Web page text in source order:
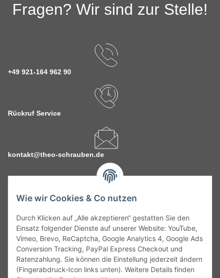
Wie wir Cookies & Co nutzen
Durch Klicken auf „Alle akzeptieren“ gestatten Sie den
Einsatz folgender Dienste auf unserer Website: YouTube,
Vimeo, Brevo, ReCaptcha, Google Analytics 4, Google Ads
Conversion Tracking, PayPal Express Checkout und
Ratenzahlung. Sie können die Einstellung jederzeit ändern
(Fingerabdruck-Icon links unten). Weitere Details finden
Fragen? Wir sind zur Stelle!
+49 921-164 962 90
Rückruf Service
kontakt@theo-schrauben.de
Service
Gesetzliche Informationen